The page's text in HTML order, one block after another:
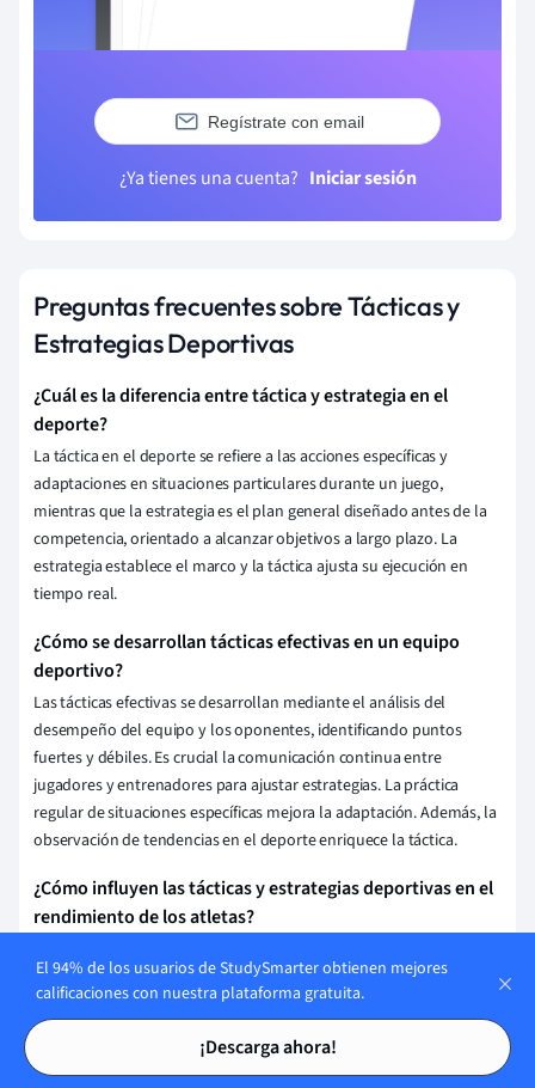
Tarjetas de estudio
Tarjetas de estudio
Regístrate con email
¿Ya tienes una cuenta? Iniciar sesión
Preguntas frecuentes sobre Tácticas y
Estrategias Deportivas
¿Cuál es la diferencia entre táctica y estrategia en el
deporte?
La táctica en el deporte se refiere a las acciones específicas y
adaptaciones en situaciones particulares durante un juego,
mientras que la estrategia es el plan general diseñado antes de la
competencia, orientado a alcanzar objetivos a largo plazo. La
estrategia establece el marco y la táctica ajusta su ejecución en
tiempo real.
¿Cómo se desarrollan tácticas efectivas en un equipo
deportivo?
Las tácticas efectivas se desarrollan mediante el análisis del
desempeño del equipo y los oponentes, identificando puntos
fuertes y débiles. Es crucial la comunicación continua entre
jugadores y entrenadores para ajustar estrategias. La práctica
regular de situaciones específicas mejora la adaptación. Además, la
observación de tendencias en el deporte enriquece la táctica.
¿Cómo influyen las tácticas y estrategias deportivas en el
rendimiento de los atletas?
maximizar las fortalezas del atleta y minimizar sus debilidades,
permitiendo una ejecución más eficiente y efectiva durante la
competencia. Facilitan la toma de decisiones, fomentan el trabajo
en equipo y ayudan a anticipar las acciones del oponente,
El 94% de los usuarios de StudySmarter obtienen mejores
calificaciones con nuestra plataforma gratuita.
¡Descarga ahora!